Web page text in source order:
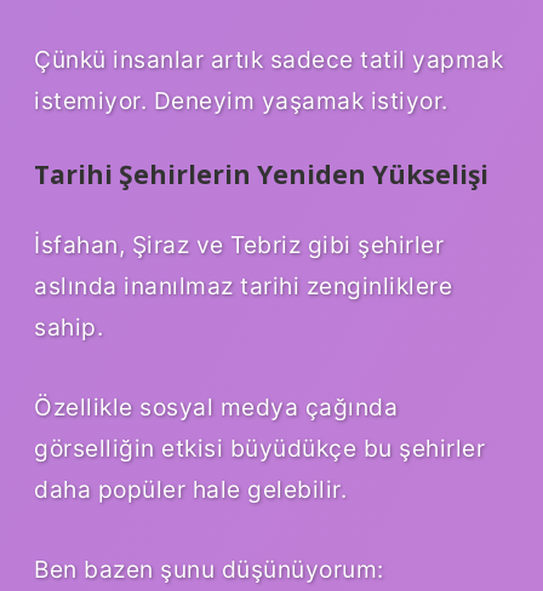
Çünkü insanlar artık sadece tatil yapmak
istemiyor. Deneyim yaşamak istiyor.
Tarihi Şehirlerin Yeniden Yükselişi
İsfahan, Şiraz ve Tebriz gibi şehirler
aslında inanılmaz tarihi zenginliklere
sahip.
Özellikle sosyal medya çağında
görselliğin etkisi büyüdükçe bu şehirler
daha popüler hale gelebilir.
Ben bazen şunu düşünüyorum: